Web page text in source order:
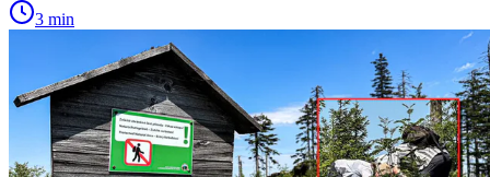
3 min